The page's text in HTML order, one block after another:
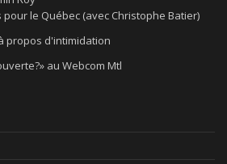
le Québec (avec Christophe Batier)
propos d'intimidation
au Webcom Mtl